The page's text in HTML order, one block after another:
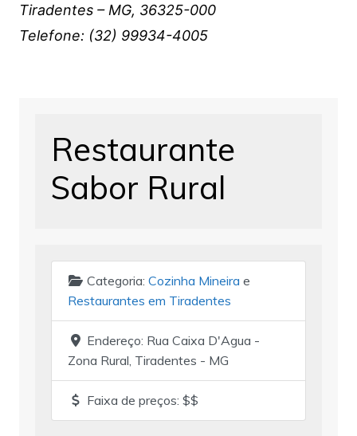
Tiradentes – MG, 36325-000
Telefone: (32) 99934-4005
Restaurante
Sabor Rural
Categoria: Cozinha Mineira e
Restaurantes em Tiradentes
Endereço: Rua Caixa D'Agua -
Zona Rural, Tiradentes - MG
Faixa de preços: $$